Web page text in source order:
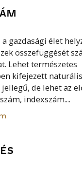
gazdasági élet
összefüggését
Lehet természetes
kifejezett
jellegű, de lehet az
indexszám....